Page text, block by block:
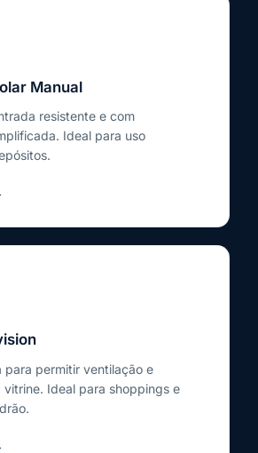
Manual
resistente e com
Ideal para uso
para permitir ventilação e
vitrine. Ideal para shoppings e